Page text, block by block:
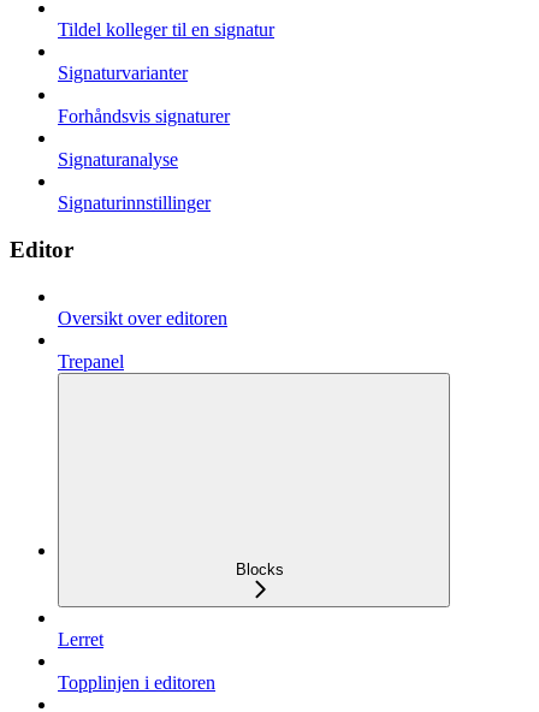
Tildel kolleger til en signatur
Signaturvarianter
Forhåndsvis signaturer
Signaturanalyse
Signaturinnstillinger
Editor
Oversikt over editoren
Trepanel
Blocks
Lerret
Topplinjen i editoren